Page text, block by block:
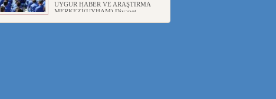
UYGUR HABER VE ARAŞTIRMA
MERKEZİ(UYHAM) Diyanet
MHP’DEN URUMÇİ KATLİAMI